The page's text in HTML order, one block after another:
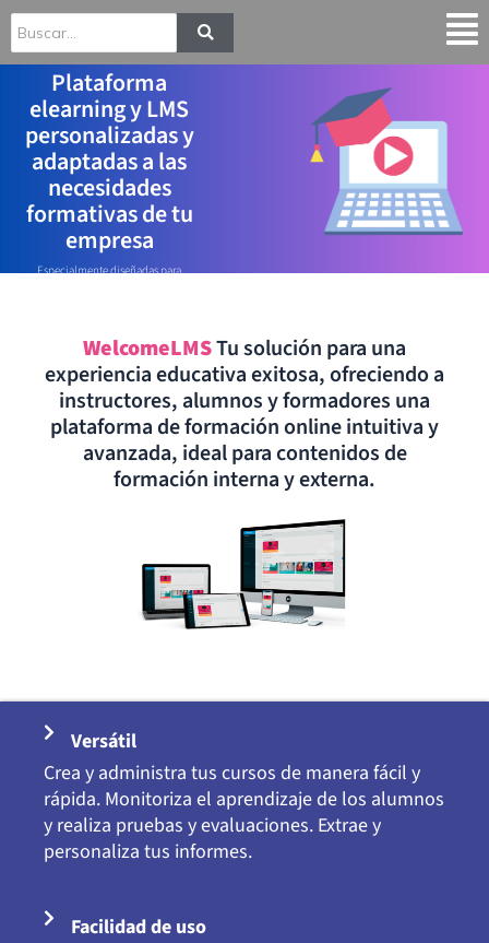
Plataforma
elearning y LMS
personalizadas y
adaptadas a las
necesidades
formativas de tu
empresa
Especialmente diseñadas para
Contrata ahora
Welcome LMS y
consigue un
descuento del 20%
durante los 6
primeros meses.
¡QUIERO SABER MÁS!
WelcomeLMSTu solución para una
experiencia educativa exitosa, ofreciendo a
instructores, alumnos y formadores una
plataforma de formación online intuitiva y
avanzada, ideal para contenidos de
formación interna y externa.
Versátil
Crea y administra tus cursos de manera fácil y
rápida. Monitoriza el aprendizaje de los alumnos
y realiza pruebas y evaluaciones. Extrae y
personaliza tus informes.
Facilidad de uso